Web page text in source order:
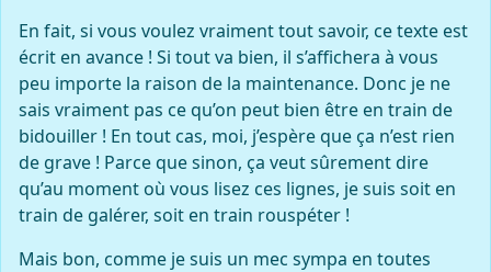
En fait, si vous voulez vraiment tout savoir, ce texte est
écrit en avance ! Si tout va bien, il s’affichera à vous
peu importe la raison de la maintenance. Donc je ne
sais vraiment pas ce qu’on peut bien être en train de
bidouiller ! En tout cas, moi, j’espère que ça n’est rien
de grave ! Parce que sinon, ça veut sûrement dire
qu’au moment où vous lisez ces lignes, je suis soit en
train de galérer, soit en train rouspéter !
Mais bon, comme je suis un mec sympa en toutes